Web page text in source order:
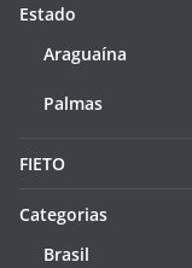
Estado
Araguaína
Palmas
FIETO
Categorias
Brasil